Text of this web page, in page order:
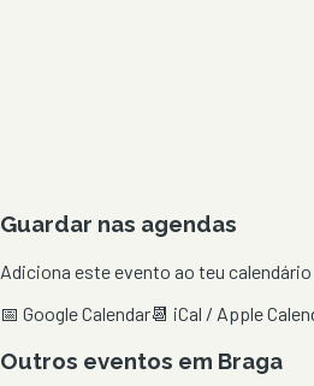
Guardar nas agendas
Adiciona este evento ao teu
📅 Google Calendar📆 iCal / Apple
Outros eventos em Braga